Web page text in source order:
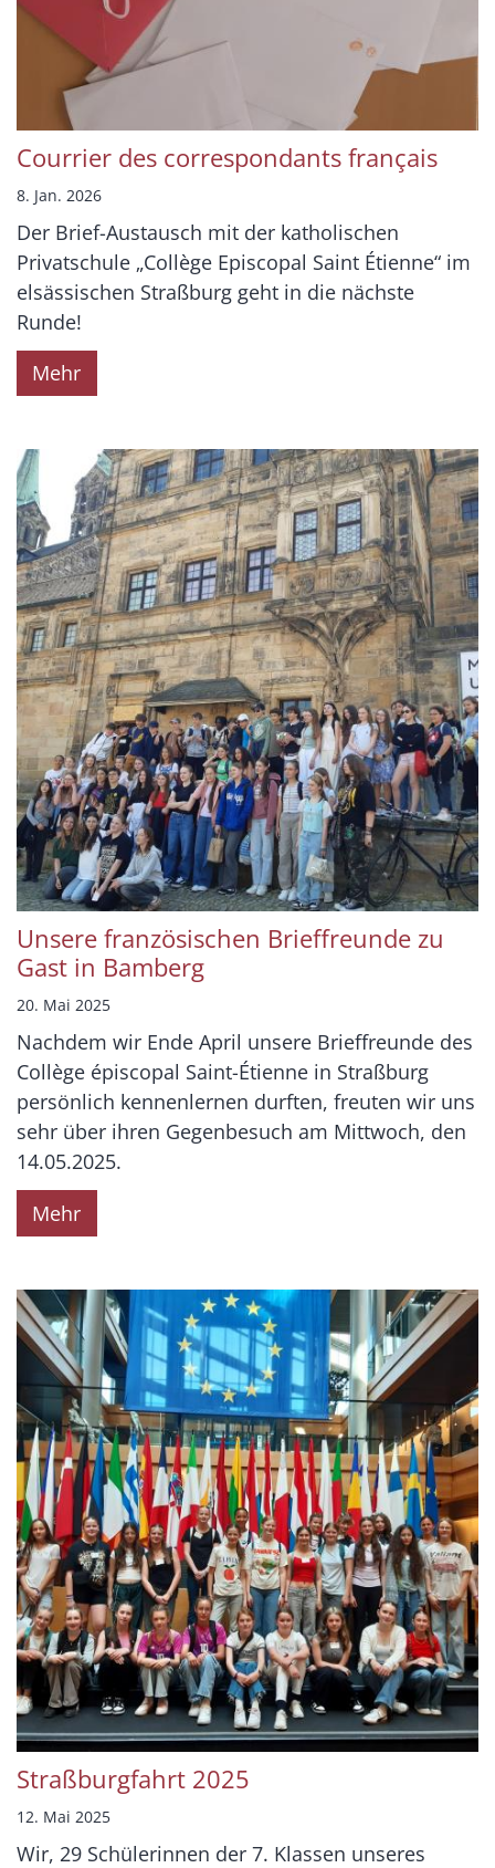
Courrier des correspondants français
8. Jan. 2026
Der Brief-Austausch mit der katholischen
Privatschule „Collège Episcopal Saint Étienne“ im
elsässischen Straßburg geht in die nächste
Runde!
Mehr
Unsere französischen Brieffreunde zu
Gast in Bamberg
20. Mai 2025
Nachdem wir Ende April unsere Brieffreunde des
Collège épiscopal Saint-Étienne in Straßburg
persönlich kennenlernen durften, freuten wir uns
sehr über ihren Gegenbesuch am Mittwoch, den
14.05.2025.
Mehr
Straßburgfahrt 2025
12. Mai 2025
Wir, 29 Schülerinnen der 7. Klassen unseres